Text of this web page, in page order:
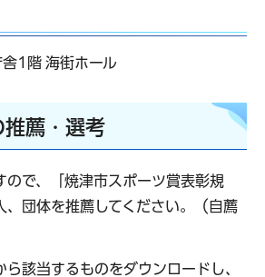
1階 海街ホール
推薦・選考
ので、「焼津市スポーツ賞表彰規
、団体を推薦してください。（自薦
ら該当するものをダウンロードし、